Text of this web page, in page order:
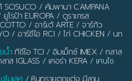
SOSUCO / คัมพานา CAMPANA
ยูโรป้า EUROPA/ ดูราเกรส
/ อาร์เต้ ARTE /จาร์กัว
/ อาร์ซีไอ RCI /ไก่ CHICKEN / นก
น้ำ ทีซีไอ TCI / อิมเม็กซ์ IMEX/ กลาส
าส IGLASS / เคอร่า KERA/ เคนไซ